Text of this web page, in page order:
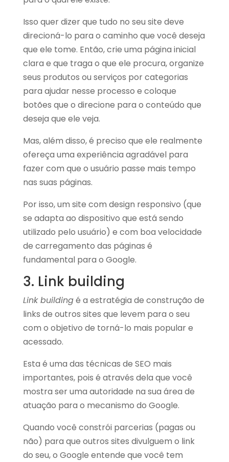
Isso quer dizer que tudo no seu site deve
direcioná-lo para o caminho que você deseja
que ele tome. Então, crie uma página inicial
clara e que traga o que ele procura, organize
seus produtos ou serviços por categorias
para ajudar nesse processo e coloque
botões que o direcione para o conteúdo que
deseja que ele veja.
Mas, além disso, é preciso que ele realmente
ofereça uma experiência agradável para
fazer com que o usuário passe mais tempo
nas suas páginas.
Por isso,um site com design responsivo (que
se adapta ao dispositivo que está sendo
utilizado pelo usuário) e com boa velocidade
de carregamento das páginas é
fundamental para o Google.
3. Link building
Link buildingé a estratégia de construção de
links de outros sites que levem para o seu
com o objetivo de torná-lo mais popular e
acessado.
Esta é uma das técnicas de SEO mais
importantes, pois é através dela que você
mostra ser uma autoridade na sua área de
atuação para o mecanismo do Google.
Quando você constrói parcerias (pagas ou
não) para que outros sites divulguem o link
do seu, o Google entende que você tem